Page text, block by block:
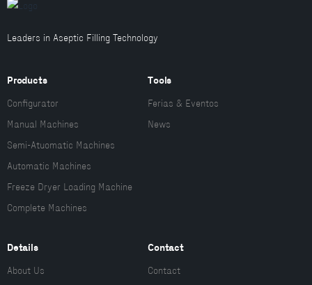
Leaders in Aseptic Filling Technology
Products
Configurator
Manual Machines
Semi-Atuomatic Machines
Automatic Machines
Freeze Dryer Loading Machine
Complete Machines
Tools
Ferias & Eventos
News
Details
About Us
Contact
Contact